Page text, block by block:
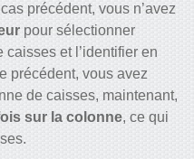
précédent, vous n’avez
pour sélectionner
et l’identifier en
précédent, vous avez
de caisses, maintenant,
sur la colonne, ce qui